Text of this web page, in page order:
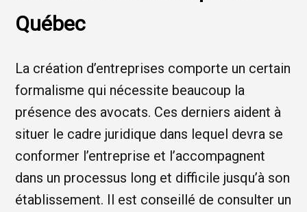
Québec
La création d’entreprises comporte un certain
formalisme qui nécessite beaucoup la
présence des avocats. Ces derniers aident à
situer le cadre juridique dans lequel devra se
conformer l’entreprise et l’accompagnent
dans un processus long et difficile jusqu’à son
établissement. Il est conseillé de consulter un